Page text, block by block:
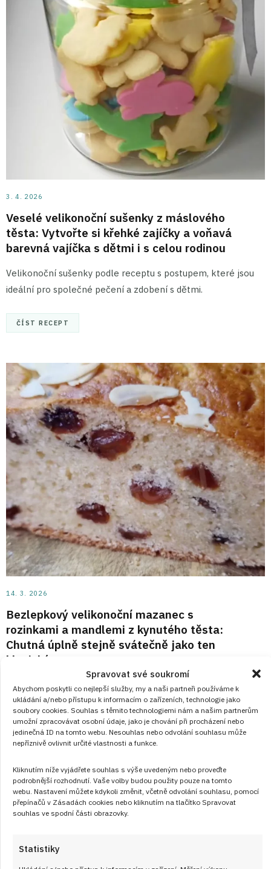
Spravovat své soukromí
Abychom poskytli co nejlepší služby, my a naši partneři používáme k
ukládání a/nebo přístupu k informacím o zařízeních, technologie jako
soubory cookies. Souhlas s těmito technologiemi nám a našim partnerům
umožní zpracovávat osobní údaje, jako je chování při procházení nebo
jedinečná ID na tomto webu. Nesouhlas nebo odvolání souhlasu může
nepříznivě ovlivnit určité vlastnosti a funkce.
Kliknutím níže vyjádřete souhlas s výše uvedeným nebo proveďte
podrobnější rozhodnutí. Vaše volby budou použity pouze na tomto
webu. Nastavení můžete kdykoli změnit, včetně odvolání souhlasu, pomocí
přepínačů v Zásadách cookies nebo kliknutím na tlačítko Spravovat
souhlas ve spodní části obrazovky.
Statistiky
3. 4. 2026
Veselé velikonoční sušenky z máslového
těsta: Vytvořte si křehké zajíčky a voňavá
barevná vajíčka s dětmi i s celou rodinou
Velikonoční sušenky podle receptu s postupem, které jsou
ideální pro společné pečení a zdobení s dětmi.
ČÍST RECEPT
14. 3. 2026
Bezlepkový velikonoční mazanec s
rozinkami a mandlemi z kynutého těsta:
Chutná úplně stejně svátečně jako ten
klasický
Bezlepkový mazanec může být stejně voňavý a vláčný jako
ten klasický. Stačí správná kombinace mouk, trocha
trpělivosti při kynutí a pár poctivých surovin. V receptu
najdete jednoduchý postup, který zvládne i hospodyňka,
která s bezlepkovým pečením teprve začíná. Rozinky, máslo
a plátky mandlí dají mazanci tu pravou sváteční chuť.
ČÍST RECEPT